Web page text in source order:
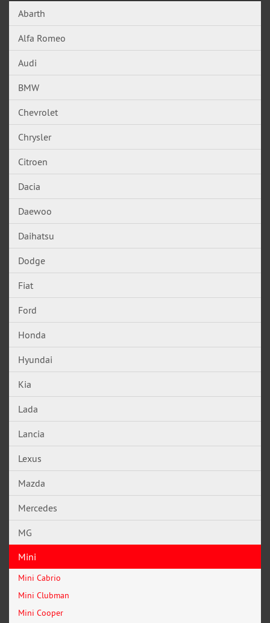
Abarth
Alfa Romeo
Audi
BMW
Chevrolet
Chrysler
Citroen
Dacia
Daewoo
Daihatsu
Dodge
Fiat
Ford
Honda
Hyundai
Kia
Lada
Lancia
Lexus
Mazda
Mercedes
MG
Mini
Mini Cabrio
Mini Clubman
Mini Cooper